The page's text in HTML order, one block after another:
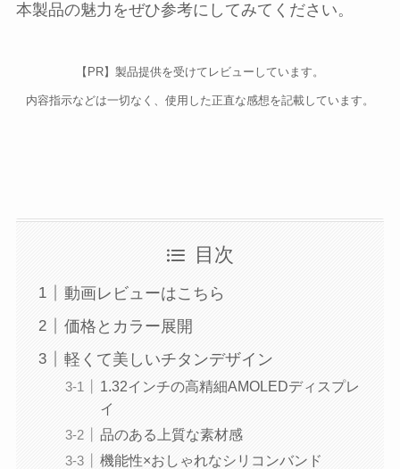
本製品の魅力をぜひ参考にしてみてください。
【PR】製品提供を受けてレビューしています。
内容指示などは一切なく、使用した正直な感想を記載しています。
目次
動画レビューはこちら
価格とカラー展開
軽くて美しいチタンデザイン
1.32インチの高精細AMOLEDディスプレ
イ
品のある上質な素材感
機能性×おしゃれなシリコンバンド